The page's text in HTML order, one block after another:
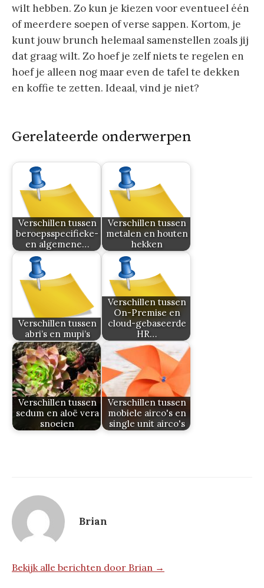
wilt hebben. Zo kun je kiezen voor eventueel één
of meerdere soepen of verse sappen. Kortom, je
kunt jouw brunch helemaal samenstellen zoals jij
dat graag wilt. Zo hoef je zelf niets te regelen en
hoef je alleen nog maar even de tafel te dekken
en koffie te zetten. Ideaal, vind je niet?
Gerelateerde onderwerpen
Verschillen tussen
beroepsspecifieke-
en algemene…
Verschillen tussen
metalen en houten
hekken
Verschillen tussen
abri’s en mupi’s
Verschillen tussen
On-Premise en
cloud-gebaseerde
HR…
Verschillen tussen
sedum en aloë vera
snoeien
Verschillen tussen
mobiele airco's en
single unit airco's
Brian
Bekijk alle berichten door Brian →